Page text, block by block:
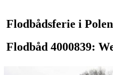
Flodbådsferie i Polen
Flodbåd 4000839: